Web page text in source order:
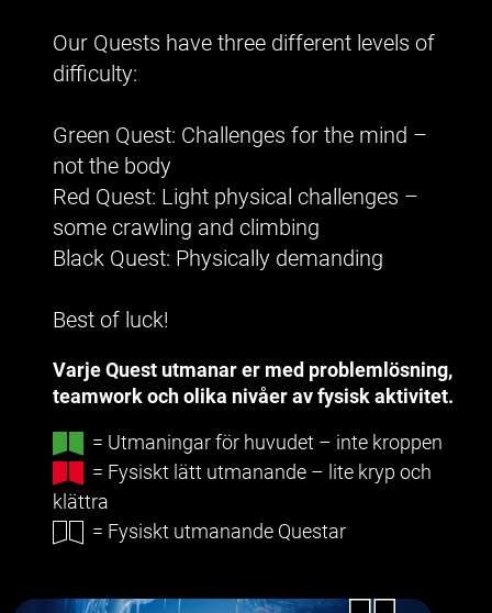
Our Quests have three different levels of
difficulty:
Green Quest: Challenges for the mind –
not the body
Red Quest: Light physical challenges –
some crawling and climbing
Black Quest: Physically demanding
Best of luck!
Varje Quest utmanar er med problemlösning,
teamwork och olika nivåer av fysisk aktivitet.
= Utmaningar för huvudet – inte kroppen
= Fysiskt lätt utmanande – lite kryp och
klättra
= Fysiskt utmanande Questar